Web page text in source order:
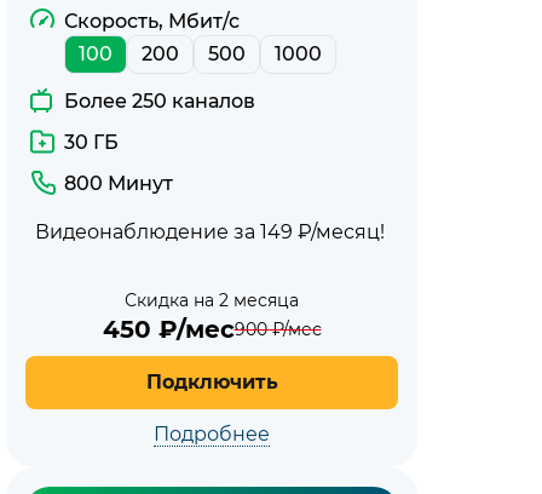
и
ТВ
МТС
Скорость, Мбит/с
100
200 500 1000
Более 250 каналов
30 ГБ
800 Минут
Видеонаблюдение за 149 ₽/месяц!
Скидка на 2 месяца
450 ₽/мес900₽/мес
Подключить
Подробнее